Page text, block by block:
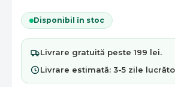
Disponibil în stoc
Livrare gratuită peste 199 lei.
Livrare estimată: 3-5 zile